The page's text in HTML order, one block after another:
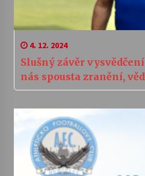
4. 12. 2024
Slušný závěr
nás spousta zranění,